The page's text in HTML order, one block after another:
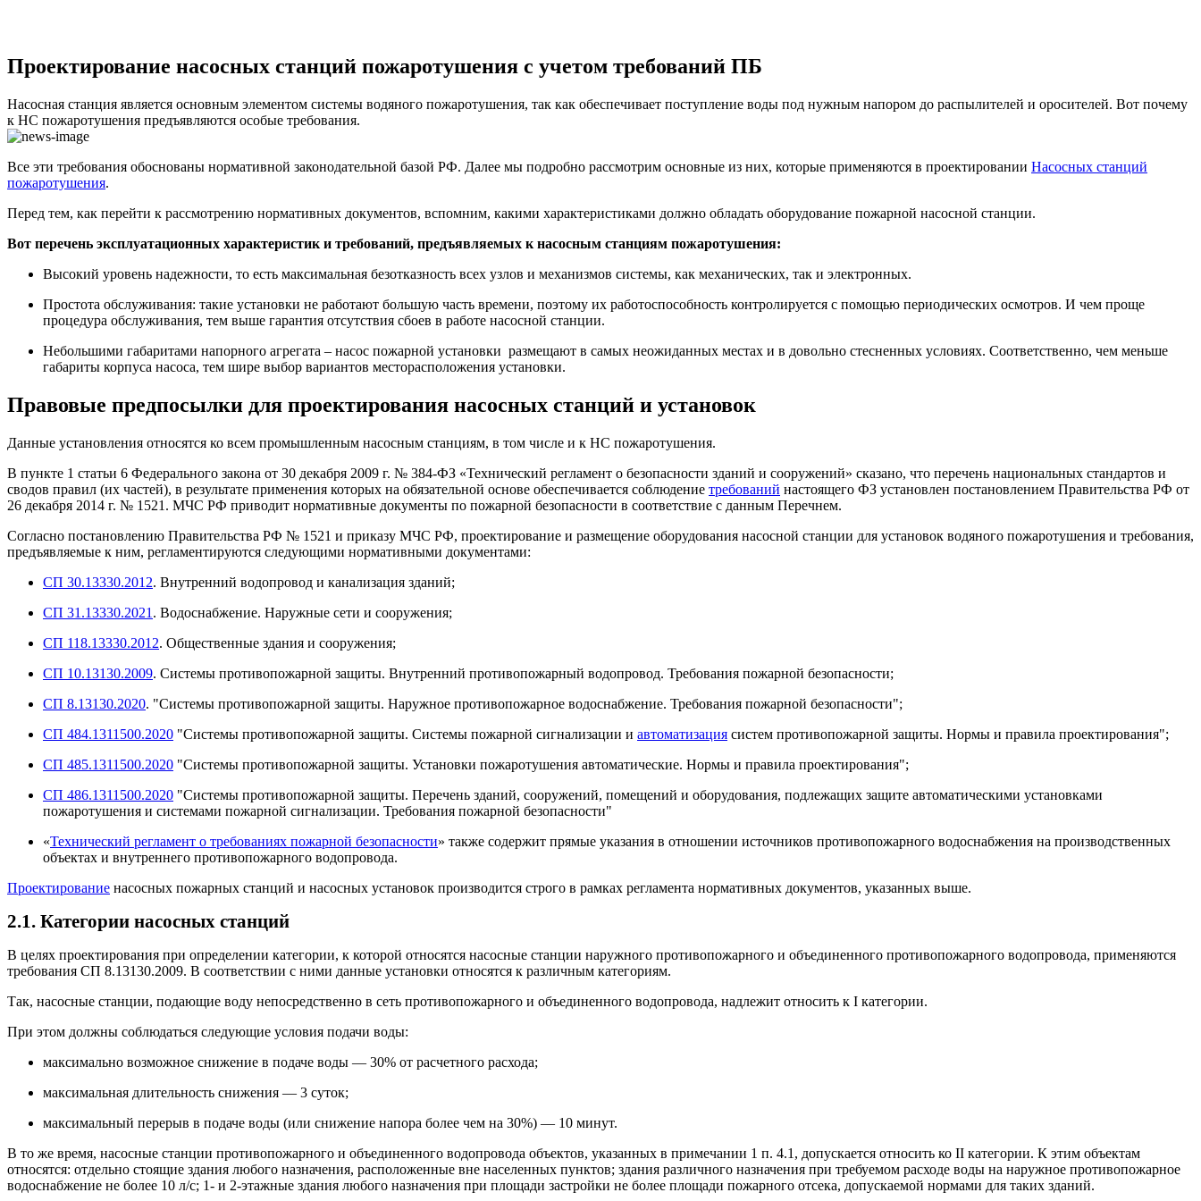
Проектирование насосных станций пожаротушения с учетом требований ПБ
Насосная станция является основным элементом системы водяного пожаротушения, так как обеспечивает поступление воды под нужным напором до распылителей и оросителей. Вот почему
к НС пожаротушения предъявляются особые требования.
Все эти требования обоснованы нормативной законодательной базой РФ. Далее мы подробно рассмотрим основные из них, которые применяются в проектировании Насосных станций
пожаротушения.
Перед тем, как перейти к рассмотрению нормативных документов, вспомним, какими характеристиками должно обладать оборудование пожарной насосной станции.
Вот перечень эксплуатационных характеристик и требований, предъявляемых к насосным станциям пожаротушения:
Высокий уровень надежности, то есть максимальная безотказность всех узлов и механизмов системы, как механических, так и электронных.
Простота обслуживания: такие установки не работают большую часть времени, поэтому их работоспособность контролируется с помощью периодических осмотров. И чем проще
процедура обслуживания, тем выше гарантия отсутствия сбоев в работе насосной станции.
Небольшими габаритами напорного агрегата – насос пожарной установки размещают в самых неожиданных местах и в довольно стесненных условиях. Соответственно, чем меньше
габариты корпуса насоса, тем шире выбор вариантов месторасположения установки.
Правовые предпосылки для проектирования насосных станций и установок
Данные установления относятся ко всем промышленным насосным станциям, в том числе и к НС пожаротушения.
В пункте 1 статьи 6 Федерального закона от 30 декабря 2009 г. № 384-ФЗ «Технический регламент о безопасности зданий и сооружений» сказано, что перечень национальных стандартов и
сводов правил (их частей), в результате применения которых на обязательной основе обеспечивается соблюдение требований настоящего ФЗ установлен постановлением Правительства РФ от
26 декабря 2014 г. № 1521. МЧС РФ приводит нормативные документы по пожарной безопасности в соответствие с данным Перечнем.
Согласно постановлению Правительства РФ № 1521 и приказу МЧС РФ, проектирование и размещение оборудования насосной станции для установок водяного пожаротушения и требования,
предъявляемые к ним, регламентируются следующими нормативными документами:
СП 30.13330.2012. Внутренний водопровод и канализация зданий;
СП 31.13330.2021 . Водоснабжение. Наружные сети и сооружения;
СП 118.13330.2012. Общественные здания и сооружения;
СП 10.13130.2009. Системы противопожарной защиты. Внутренний противопожарный водопровод. Требования пожарной безопасности;
СП 8.13130.2020. "Системы противопожарной защиты. Наружное противопожарное водоснабжение. Требования пожарной безопасности";
СП 484.1311500.2020 "Системы противопожарной защиты. Системы пожарной сигнализации и автоматизация систем противопожарной защиты. Нормы и правила проектирования";
СП 485.1311500.2020 "Системы противопожарной защиты. Установки пожаротушения автоматические. Нормы и правила проектирования";
СП 486.1311500.2020 "Системы противопожарной защиты. Перечень зданий, сооружений, помещений и оборудования, подлежащих защите автоматическими установками
пожаротушения и системами пожарной сигнализации. Требования пожарной безопасности"
«Технический регламент о требованиях пожарной безопасности» также содержит прямые указания в отношении источников противопожарного водоснабжения на производственных
объектах и внутреннего противопожарного водопровода.
Проектирование насосных пожарных станций и насосных установок производится строго в рамках регламента нормативных документов, указанных выше.
2.1. Категории насосных станций
В целях проектирования при определении категории, к которой относятся насосные станции наружного противопожарного и объединенного противопожарного водопровода, применяются
требования СП 8.13130.2009. В соответствии с ними данные установки относятся к различным категориям.
Так, насосные станции, подающие воду непосредственно в сеть противопожарного и объединенного водопровода, надлежит относить к I категории.
При этом должны соблюдаться следующие условия подачи воды:
максимально возможное снижение в подаче воды — 30% от расчетного расхода;
максимальная длительность снижения — 3 суток;
максимальный перерыв в подаче воды (или снижение напора более чем на 30%) — 10 минут.
В то же время, насосные станции противопожарного и объединенного водопровода объектов, указанных в примечании 1 п. 4.1, допускается относить ко II категории. К этим объектам
относятся: отдельно стоящие здания любого назначения, расположенные вне населенных пунктов; здания различного назначения при требуемом расходе воды на наружное противопожарное
водоснабжение не более 10 л/с; 1- и 2-этажные здания любого назначения при площади застройки не более площади пожарного отсека, допускаемой нормами для таких зданий.